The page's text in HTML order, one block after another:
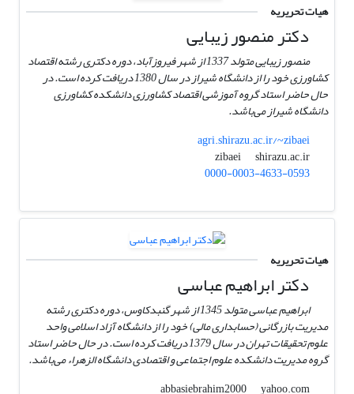
هیات تحریریه
دکتر منصور زیبایی
منصور زیبایی متولد 1337 از شهر فیروزآباد، دوره دکتری رشته اقتصاد
کشاورزی خود را از دانشگاه شیراز در سال 1380 دریافت کرده است. در
حال حاضر استاد گروه آموزشی اقتصاد کشاورزی دانشکده کشاورزی
دانشگاه شیراز می‌باشد.
agri.shirazu.ac.ir/~zibaei
zibaei
shirazu.ac.ir
0000-0003-4633-0593
هیات تحریریه
دکتر ابراهیم عباسی
ابراهیم عباسی متولد 1345 از شهر گنبدکاوس، دوره دکتری رشته
مدیریت بازرگانی (حسابداری مالی) خود را از دانشگاه آزاد اسلامی واحد
علوم تحقیقات تهران در سال 1379 دریافت کرده است. در حال حاضر استاد
گروه مدیریت دانشکده علوم اجتماعی و اقتصادی دانشگاه الزهراء می‌باشد.
abbasiebrahim2000
yahoo.com